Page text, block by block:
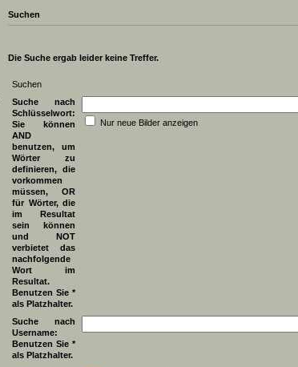
Suchen
Die Suche ergab leider keine Treffer.
Suchen
Suche nach
Schlüsselwort:
Sie können
AND
benutzen, um
Wörter zu
definieren, die
vorkommen
müssen, OR
für Wörter, die
im Resultat
sein können
und NOT
verbietet das
nachfolgende
Wort im
Resultat.
Benutzen Sie *
als Platzhalter.
Nur neue Bilder anzeigen
Suche nach
Username:
Benutzen Sie *
als Platzhalter.